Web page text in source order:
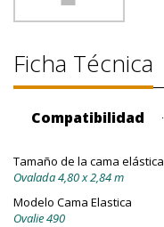
Ficha Técnica
Compatibilidad
Tamaño de la cama elástica
Ovalada 4,80 x 2,84 m
Modelo Cama Elastica
Ovalie 490